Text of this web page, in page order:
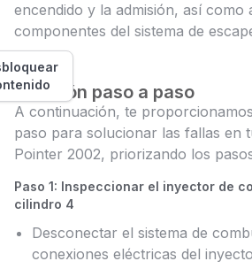
encendido y la admisión, así como
componentes del sistema de
Solución paso a paso
A continuación, te
paso para solucionar las fallas en
Pointer 2002, priorizando los
Paso 1: Inspeccionar el inyector de
cilindro 4
Desconectar el sistema de
conexiones eléctricas del